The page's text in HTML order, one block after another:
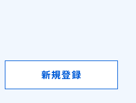
新規登録